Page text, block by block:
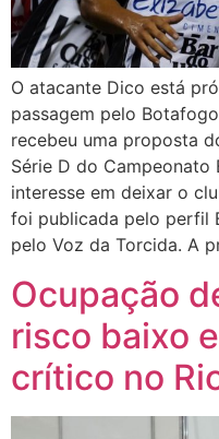
O atacante Dico está
passagem pelo
recebeu uma proposta
Série D do Campeonato
interesse em deixar o
foi publicada pelo perfil
pelo Voz da Torcida. A
Ocupação
risco baixo
crítico no